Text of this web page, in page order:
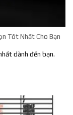
Tốt Nhất Cho Bạn
dành đến bạn.